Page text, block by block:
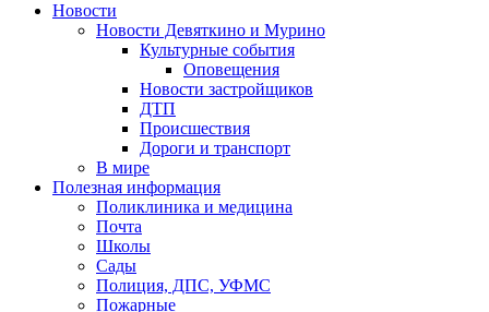
Новости
Новости Девяткино и Мурино
Культурные события
Оповещения
Новости застройщиков
ДТП
Происшествия
Дороги и транспорт
В мире
Полезная информация
Поликлиника и медицина
Почта
Школы
Сады
Полиция, ДПС, УФМС
Пожарные